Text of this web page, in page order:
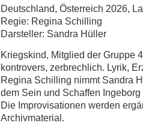
Deutschland, Österreich 2026,
Regie: Regina Schilling
Darsteller: Sandra Hüller
Kriegskind, Mitglied der Gruppe
kontrovers, zerbrechlich. Lyrik,
Regina Schilling nimmt Sandra
dem Sein und Schaffen
Die Improvisationen werden
Archivmaterial.